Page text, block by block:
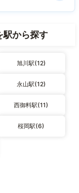
駅から探す
旭川駅(12)
永山駅(12)
西御料駅(11)
桜岡駅(6)